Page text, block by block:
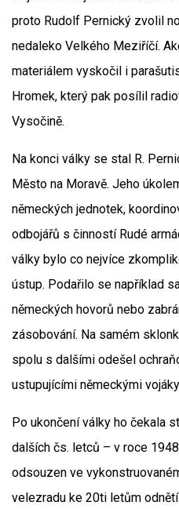
proto Rudolf Pernický zvolil
nedaleko Velkého Meziříčí.
materiálem vyskočil i
Hromek, který pak posílil
Vysočině.
Na konci války se stal R.
Město na Moravě. Jeho
německých jednotek,
odbojářů s činností Rudé
války bylo co nejvíce
ústup. Podařilo se například
německých hovorů nebo
zásobování. Na samém
spolu s dalšími odešel
ustupujícími německými
Po ukončení války ho čekala
dalších čs. letců – v roce
odsouzen ve
velezradu ke 20ti letům